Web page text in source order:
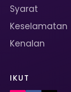
Syarat
Keselamatan
Kenalan
IKUT